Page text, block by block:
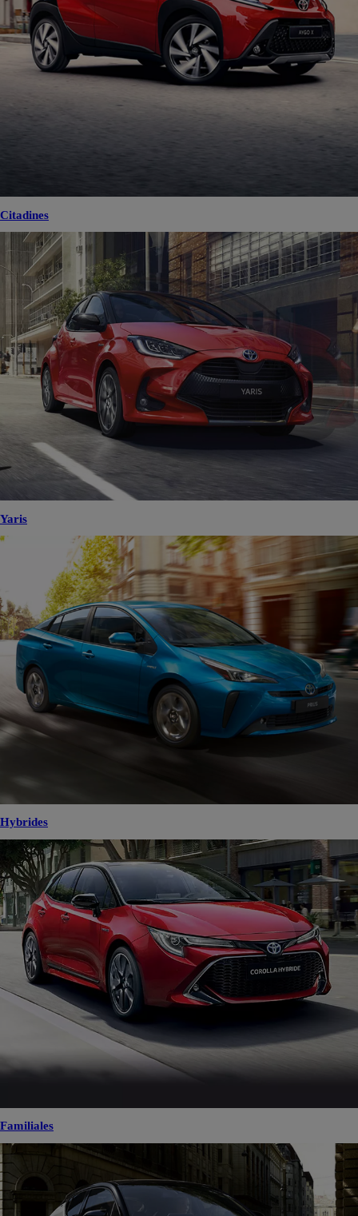
Citadines
Yaris
Hybrides
Familiales